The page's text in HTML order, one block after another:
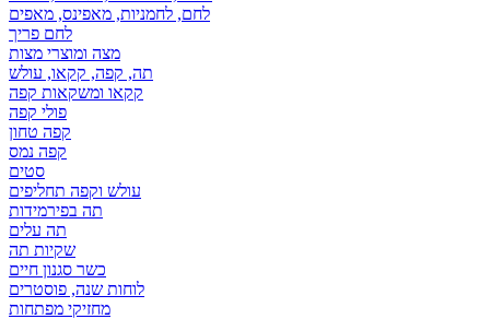
לחם, לחמניות, מאפינס, מאפים
לחם פריך
מצה ומוצרי מצות
תה, קפה, קקאו, עולש
קקאו ומשקאות קפה
פולי קפה
קפה טחון
קפה נמס
סטים
עולש וקפה תחליפים
תה בפירמידות
תה עלים
שקיות תה
כשר סגנון חיים
לוחות שנה, פוסטרים
מחזיקי מפתחות